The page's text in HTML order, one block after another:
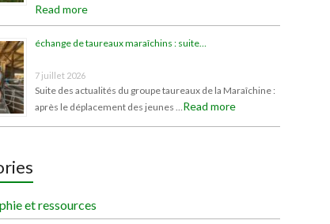
Read more
échange de taureaux maraîchins : suite…
7 juillet 2026
Suite des actualités du groupe taureaux de la Maraîchine :
après le déplacement des jeunes …Read more
et ressources